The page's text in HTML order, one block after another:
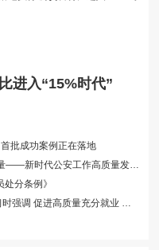
进入“15%时代”
批成功案例正在落地
社会观察-为推进中国式现代化贡献公安力量——新时代公安工作高质量发展综述
分条例》
习近平在中共中央政治局第十四次集体学习时强调 促进高质量充分就业 不断增强···